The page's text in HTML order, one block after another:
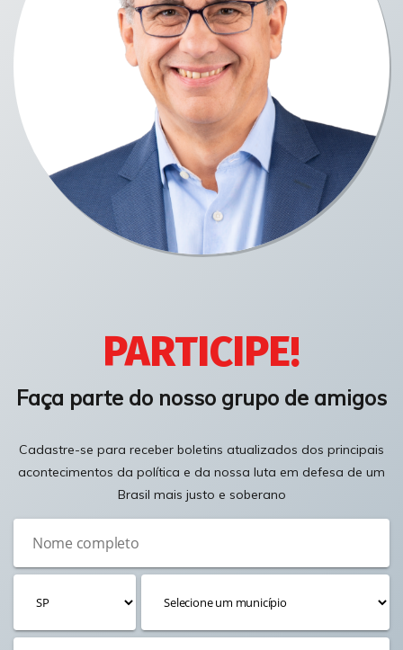
PARTICIPE!
Faça parte do nosso grupo de amigos
Cadastre-se para receber boletins atualizados dos principais
acontecimentos da política e da nossa luta em defesa de um
Brasil mais justo e soberano